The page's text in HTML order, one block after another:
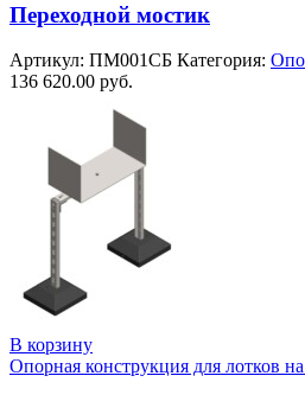
Переходной мостик
Артикул: ПМ001СБ Категория:
136 620.00 руб.
В корзину
Опорная конструкция для лотков